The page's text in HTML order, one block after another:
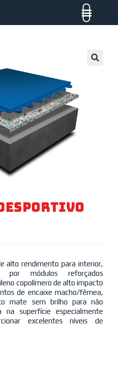
alto rendimento para interior,
por módulos reforçados
copolímero de alto impacto
de encaixe macho/fêmea,
mate sem brilho para não
superfície especialmente
excelentes níveis de